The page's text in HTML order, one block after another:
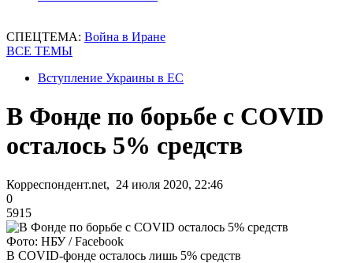
СПЕЦТЕМА: Война в Иране
ВСЕ ТЕМЫ
Вступление Украины в ЕС
В Фонде по борьбе с COVID
осталось 5% средств
Корреспондент.net, 24 июля 2020, 22:46
0
5915
Фото: НБУ / Facebook
В COVID-фонде осталось лишь 5% средств